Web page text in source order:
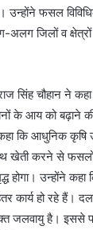
उन्होंने फसल
जिलों व
सिंह चौहान ने
के आय को बढ़ाने की
कि आधुनिक कृषि
खेती करने से फसलों
उन्होंने कहा
कार्य हो रहे हैं।
जलवायु है। इससे